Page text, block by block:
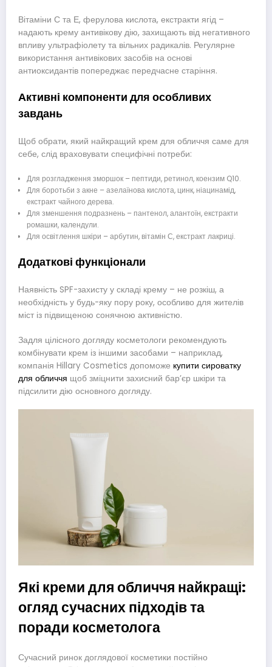
Вітаміни С та Е, ферулова кислота, екстракти ягід –
надають крему антивікову дію, захищають від негативного
впливу ультрафіолету та вільних радикалів. Регулярне
використання антивікових засобів на основі
антиоксидантів попереджає передчасне старіння.
Активні компоненти для особливих
завдань
Щоб обрати, який найкращий крем для обличчя саме для
себе, слід враховувати специфічні потреби:
Для розгладження зморшок – пептиди, ретинол, коензим Q10.
Для боротьби з акне – азелаїнова кислота, цинк, ніацинамід,
екстракт чайного дерева.
Для зменшення подразнень – пантенол, алантоїн, екстракти
ромашки, календули.
Для освітлення шкіри – арбутин, вітамін С, екстракт лакриці.
Додаткові функціонали
Наявність SPF-захисту у складі крему – не розкіш, а
необхідність у будь-яку пору року, особливо для жителів
міст із підвищеною сонячною активністю.
Задля цілісного догляду косметологи рекомендують
комбінувати крем із іншими засобами – наприклад,
компанія Hillary Cosmetics допоможе купити сироватку
для обличчя щоб зміцнити захисний бар’єр шкіри та
підсилити дію основного догляду.
Які креми для обличчя найкращі:
огляд сучасних підходів та
поради косметолога
Сучасний ринок доглядової косметики постійно